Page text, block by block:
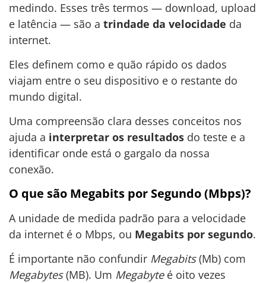
medindo. Esses três termos — download, upload
e latência — são a trindade da velocidade da
internet.
Eles definem como e quão rápido os dados
viajam entre o seu dispositivo e o restante do
mundo digital.
Uma compreensão clara desses conceitos nos
ajuda a interpretar os resultados do teste e a
identificar onde está o gargalo da nossa
conexão.
O que são Megabits por Segundo (Mbps)?
A unidade de medida padrão para a velocidade
da internet é o Mbps, ou Megabits por segundo.
É importante não confundir Megabits(Mb) com
Megabytes(MB). Um Megabyteé oito vezes